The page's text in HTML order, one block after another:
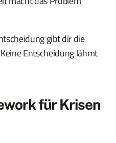
gibt dir die
Entscheidung lähmt
für Krisen